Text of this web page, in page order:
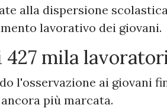
alla dispersione
lavorativo dei giovani.
427 mila
l'osservazione ai giovani
più marcata.